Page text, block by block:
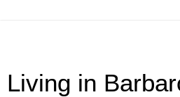
Living in